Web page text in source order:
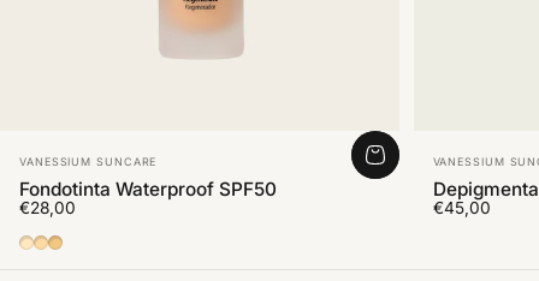
Fornitore:
VANESSIUM SUNCARE
Fondotinta Waterproof SPF50
€28,00
010203
Fornitore:
VANESSIUM
€45,00